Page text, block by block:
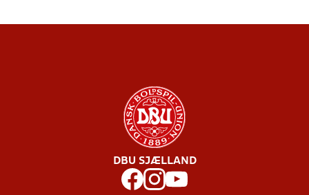
DBU SJÆLLAND